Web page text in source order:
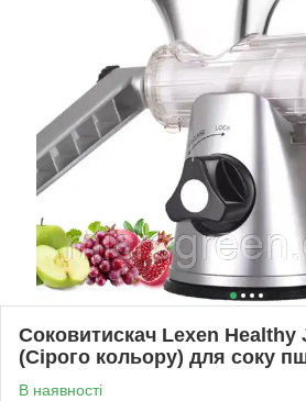
Соковитискач Lexen Healthy
(Сірого кольору) для соку
В наявності